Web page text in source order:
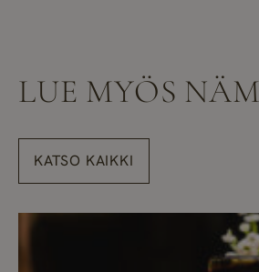
LUE MYÖS
KATSO KAIKKI